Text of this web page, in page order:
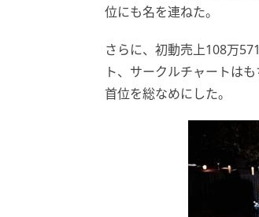
位にも名を連ねた。
さらに、初動売上108万
ト、サークルチャートは
首位を総なめにした。